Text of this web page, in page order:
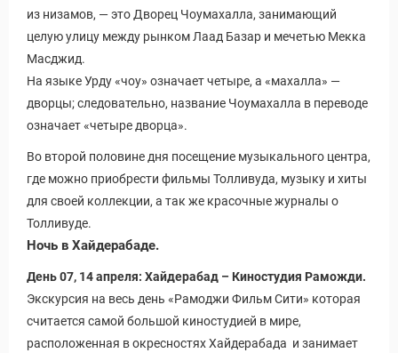
из низамов, — это Дворец Чоумахалла, занимающий
целую улицу между рынком Лаад Базар и мечетью Мекка
Масджид.
На языке Урду «чоу» означает четыре, а «махалла» —
дворцы; следовательно, название Чоумахалла в переводе
означает «четыре дворца».
Во второй половине дня посещение музыкального центра,
где можно приобрести фильмы Толливуда, музыку и хиты
для своей коллекции, а так же красочные журналы о
Толливуде.
Ночь в Хайдерабаде.
День 07, 14 апреля: Хайдерабад – Киностудия Раможди.
Экскурсия на весь день «Рамоджи Фильм Сити» которая
считается самой большой киностудией в мире,
расположенная в окресностях Хайдерабада и занимает